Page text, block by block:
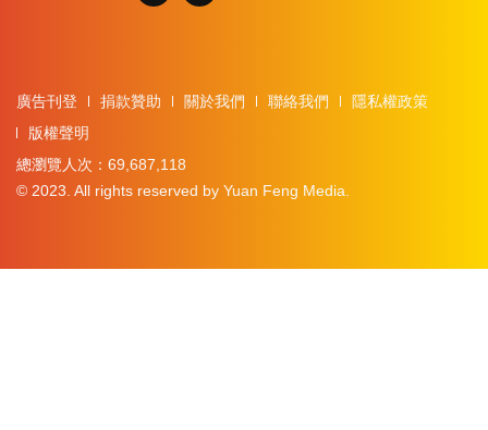
廣告刊登 捐款贊助 關於我們 聯絡我們
隱私權政策
版權聲明
總瀏覽人次：69,687,118
© 2023. All rights reserved by Yuan Feng Media.